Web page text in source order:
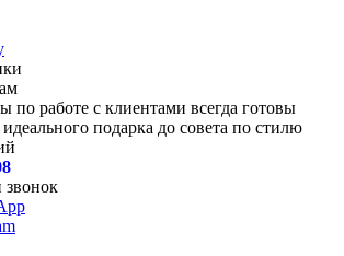
по работе с клиентами всегда готовы
подарка до совета по стилю
звонок